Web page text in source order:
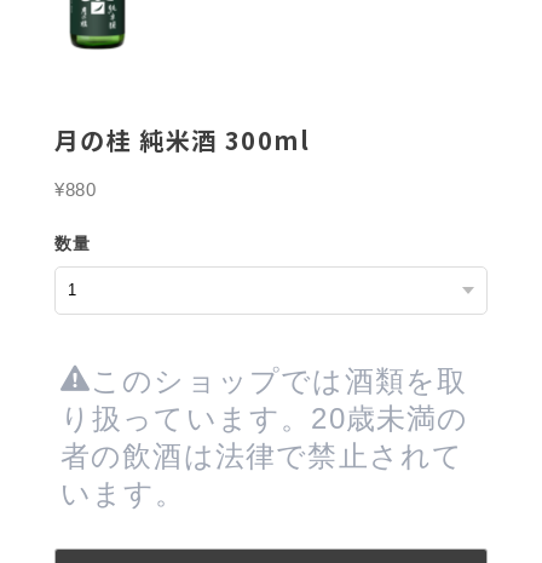
月の桂 純米酒 300ml
¥880
数量
このショップでは酒類を取
り扱っています。20歳未満の
者の飲酒は法律で禁止されて
います。